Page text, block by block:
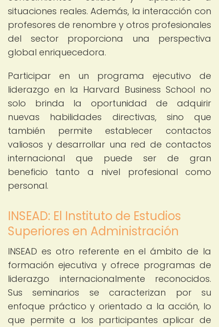
situaciones reales. Además, la interacción con
profesores de renombre y otros profesionales
del sector proporciona una perspectiva
global enriquecedora.
Participar en un programa ejecutivo de
liderazgo en la Harvard Business School no
solo brinda la oportunidad de adquirir
nuevas habilidades directivas, sino que
también permite establecer contactos
valiosos y desarrollar una red de contactos
internacional que puede ser de gran
beneficio tanto a nivel profesional como
personal.
INSEAD: El Instituto de Estudios
Superiores en Administración
INSEAD es otro referente en el ámbito de la
formación ejecutiva y ofrece programas de
liderazgo internacionalmente reconocidos.
Sus seminarios se caracterizan por su
enfoque práctico y orientado a la acción, lo
que permite a los participantes aplicar de